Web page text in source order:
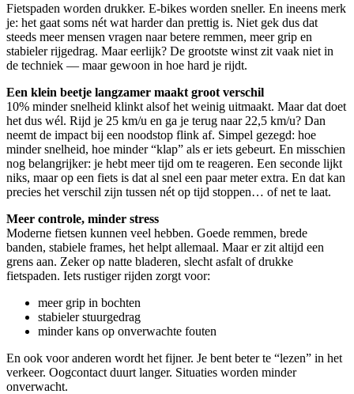
Fietspaden worden drukker. E-bikes worden sneller. En ineens merk
je: het gaat soms nét wat harder dan prettig is. Niet gek dus dat
steeds meer mensen vragen naar betere remmen, meer grip en
stabieler rijgedrag. Maar eerlijk? De grootste winst zit vaak niet in
de techniek — maar gewoon in hoe hard je rijdt.
Een klein beetje langzamer maakt groot verschil
10% minder snelheid klinkt alsof het weinig uitmaakt. Maar dat doet
het dus wél. Rijd je 25 km/u en ga je terug naar 22,5 km/u? Dan
neemt de impact bij een noodstop flink af. Simpel gezegd: hoe
minder snelheid, hoe minder “klap” als er iets gebeurt. En misschien
nog belangrijker: je hebt meer tijd om te reageren. Een seconde lijkt
niks, maar op een fiets is dat al snel een paar meter extra. En dat kan
precies het verschil zijn tussen nét op tijd stoppen… of net te laat.
Meer controle, minder stress
Moderne fietsen kunnen veel hebben. Goede remmen, brede
banden, stabiele frames, het helpt allemaal. Maar er zit altijd een
grens aan. Zeker op natte bladeren, slecht asfalt of drukke
fietspaden. Iets rustiger rijden zorgt voor:
meer grip in bochten
stabieler stuurgedrag
minder kans op onverwachte fouten
En ook voor anderen wordt het fijner. Je bent beter te “lezen” in het
verkeer. Oogcontact duurt langer. Situaties worden minder
onverwacht.